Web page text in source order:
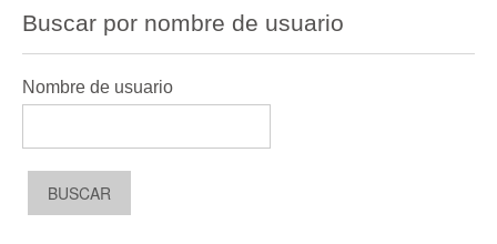
Buscar por nombre de usuario
Nombre de usuario